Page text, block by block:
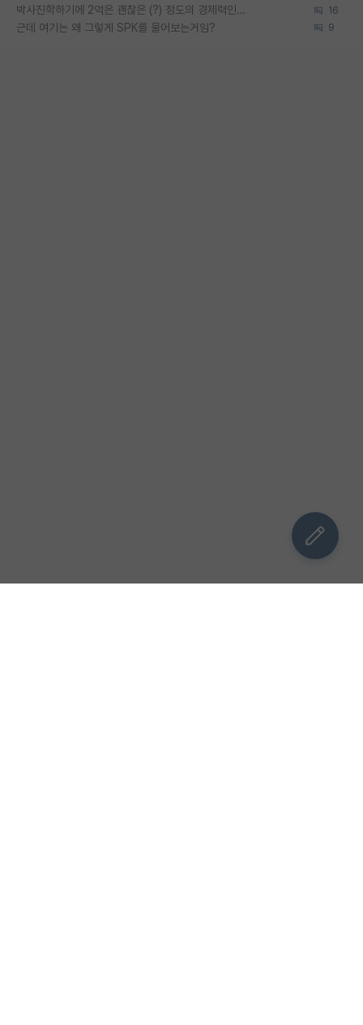
박사진학하기에 2억은 괜찮은 (?) 정도의 경제력인가요 16
근데 여기는 왜 그렇게 SPK를 물어보는거임? 9